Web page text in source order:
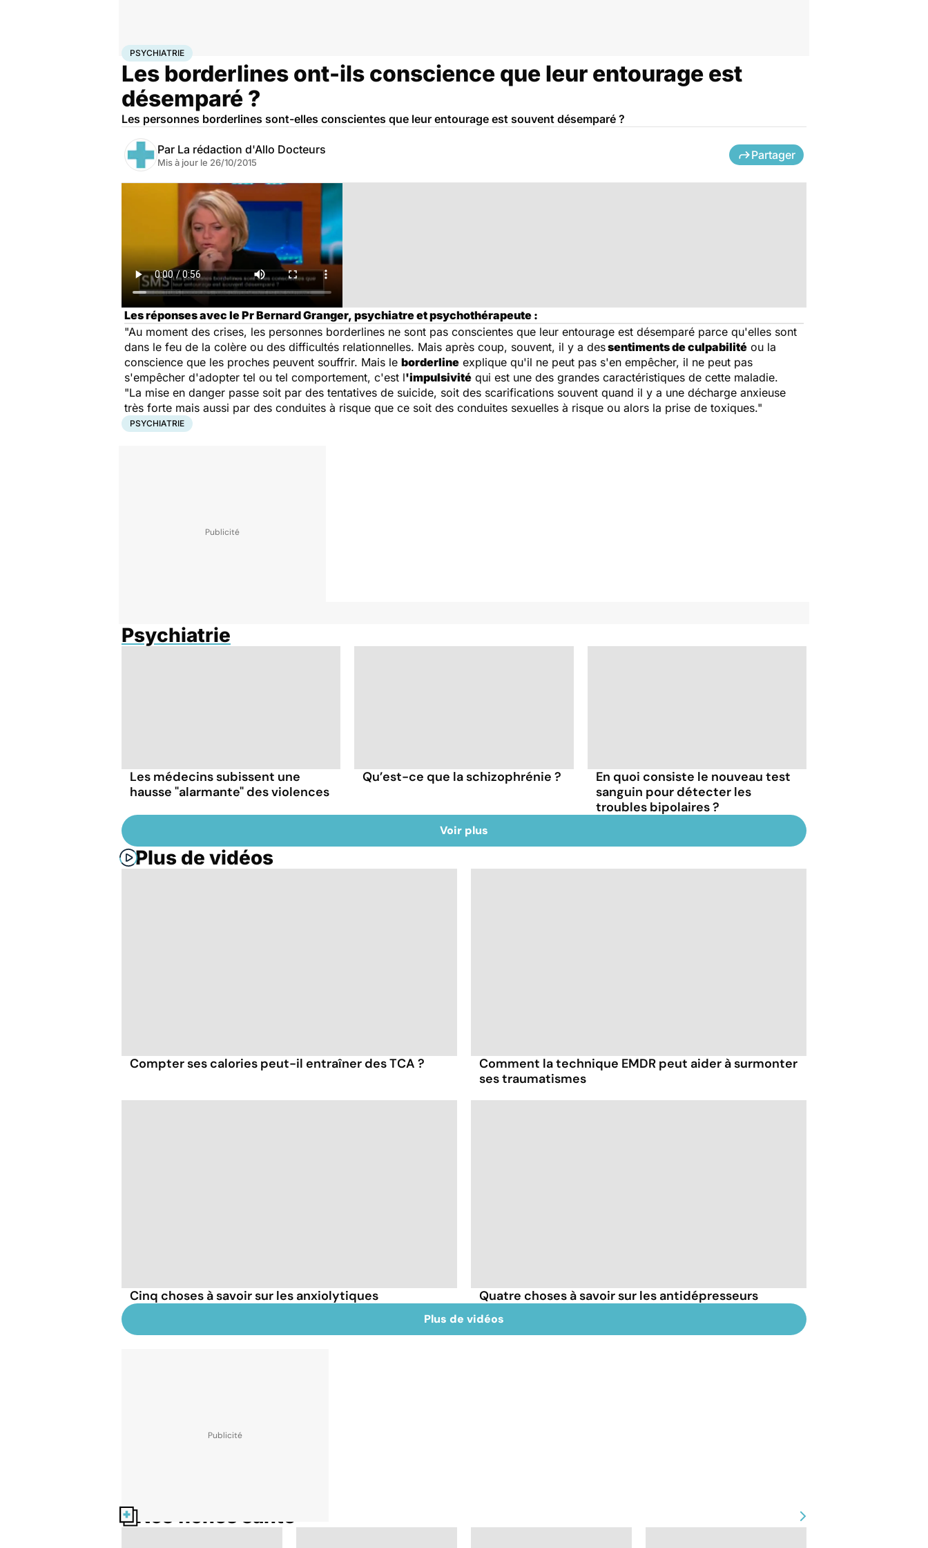
AccueilBien-être Psycho
PSYCHIATRIE
Les borderlines ont-ils conscience que leur entourage est
désemparé ?
Les personnes borderlines sont-elles conscientes que leur entourage est souvent désemparé ?
Par La rédaction d'Allo Docteurs
Mis à jour le 26/10/2015
Partager
Les réponses avec le Pr Bernard Granger, psychiatre et psychothérapeute :
"Au moment des crises, les personnes borderlines ne sont pas conscientes que leur entourage est désemparé parce qu'elles sont
dans le feu de la colère ou des difficultés relationnelles. Mais après coup, souvent, il y a dessentiments de culpabilité ou la
conscience que les proches peuvent souffrir. Mais le borderline explique qu'il ne peut pas s'en empêcher, il ne peut pas
s'empêcher d'adopter tel ou tel comportement, c'est l'impulsivité qui est une des grandes caractéristiques de cette maladie.
"La mise en danger passe soit par des tentatives de suicide, soit des scarifications souvent quand il y a une décharge anxieuse
très forte mais aussi par des conduites à risque que ce soit des conduites sexuelles à risque ou alors la prise de toxiques."
PSYCHIATRIE
Psychiatrie
Les médecins subissent une
hausse "alarmante" des violences
Qu’est-ce que la schizophrénie ?
En quoi consiste le nouveau test
sanguin pour détecter les
troubles bipolaires ?
Voir plus
Plus de vidéos
Compter ses calories peut-il entraîner des TCA ?
Comment la technique EMDR peut aider à surmonter
ses traumatismes
Cinq choses à savoir sur les anxiolytiques Quatre choses à savoir sur les antidépresseurs
Plus de vidéos
Nos fiches santé